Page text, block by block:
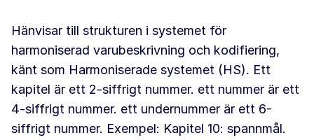
Hänvisar till strukturen i systemet för
harmoniserad varubeskrivning och kodifiering,
känt som Harmoniserade systemet (HS). Ett
kapitel är ett 2-siffrigt nummer. ett nummer är ett
4-siffrigt nummer. ett undernummer är ett 6-
siffrigt nummer. Exempel: Kapitel 10: spannmål.